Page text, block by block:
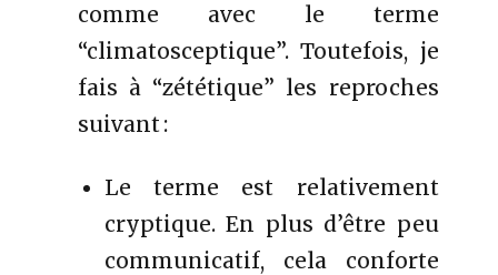
comme avec le terme
“climatosceptique”. Toutefois, je
fais à “zététique” les reproches
suivant :
Le terme est relativement
cryptique. En plus d’être peu
communicatif, cela conforte